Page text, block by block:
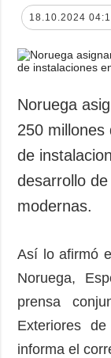
Política
Economía
Defensa
Cultura
Deportes
Crimen
Desastres y
emergencias
Podcasts
Entrevistas
Fotos
Video
18.10.2024
Noruega
250 millones
de
desarrollo
modernas.
Así lo afirmó
Noruega,
prensa
Exteriores
informa el